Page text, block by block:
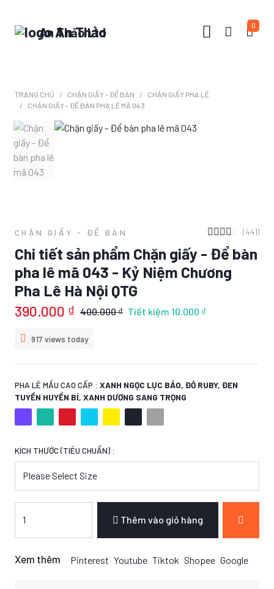
An Thảo Ltd 0
TRANG CHỦ CHẶN GIẤY - ĐỂ BÀN
CHẶN GIẤY PHA LÊ
CHẶN GIẤY - ĐỂ BÀN PHA LÊ MÃ 043
CHẶN GIẤY - ĐỂ BÀN (441)
Chi tiết sản phẩm Chặn giấy - Để bàn
pha lê mã 043 - Kỷ Niệm Chương
Pha Lê Hà Nội QTG
390.000 ₫ 400.000 ₫ Tiết kiệm 10.000 ₫
917 views today
PHA LÊ MẦU CAO CẤP : XANH NGỌC LỤC BẢO, ĐỎ RUBY, ĐEN
TUYỀN HUYỀN BÍ, XANH DƯƠNG SANG TRỌNG
KÍCH THƯỚC (TIÊU CHUẨN) :
Thêm vào giỏ hàng
Xem thêm Pinterest Youtube Tiktok Shopee Google